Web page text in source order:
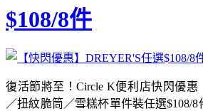
$108/8件
復活節將至！Circle K便利店快閃優
／扭紋脆筒／雪糕杯單件裝任選$108/